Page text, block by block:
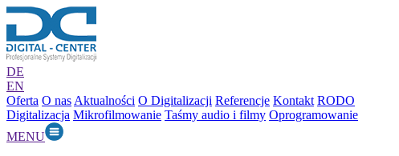
DE
EN
Oferta O nas Aktualności O Digitalizacji Referencje Kontakt RODO
Digitalizacja Mikrofilmowanie Taśmy audio i filmy Oprogramowanie
MENU